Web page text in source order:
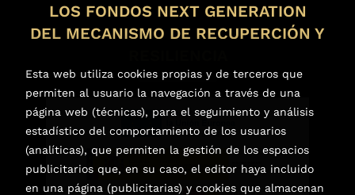
LOS FONDOS NEXT GENERATION
DEL MECANISMO DE RECUPERCIÓN Y
Esta web utiliza cookies propias y de terceros que
permiten al usuario la navegación a través de una
página web (técnicas), para el seguimiento y análisis
estadístico del comportamiento de los usuarios
(analíticas), que permiten la gestión de los espacios
publicitarios que, en su caso, el editor haya incluido
en una página (publicitarias) y cookies que almacenan